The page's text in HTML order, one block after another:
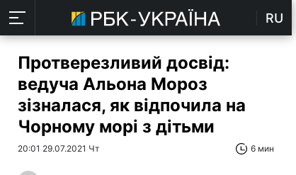
RU
Протверезливий досвід:
ведуча Альона Мороз
зізналася, як відпочила на
Чорному морі з дітьми
20:01 29.07.2021 Чт 6 мин